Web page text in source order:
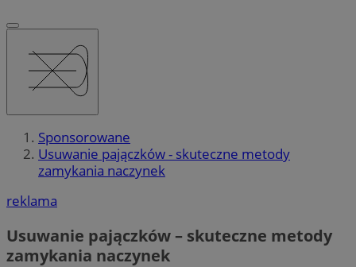
Sponsorowane
Usuwanie pajączków - skuteczne metody
zamykania naczynek
reklama
Usuwanie pajączków – skuteczne metody
zamykania naczynek